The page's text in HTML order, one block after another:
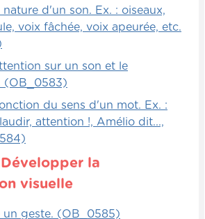
à partir du thème et de la
qui est commun aux deux, en
beaucoup d'agilité
doivent penser vite et
l'alphabet et à l'ordre
tout seul, peut
mettre toutes les cartes
nature d'un son. Ex. : oiseaux,
voix fâchée, voix apeurée, etc.
sur un son et le
(OB_0583)
du sens d'un mot. Ex. :
attention !, Amélio dit...,
la
visuelle
un geste. (OB_0585)